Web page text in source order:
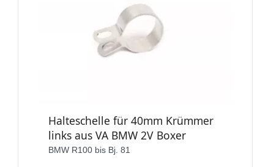
Halteschelle für 40mm Krümmer
links aus VA BMW 2V Boxer
BMW R100 bis Bj. 81